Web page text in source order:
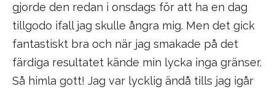
gjorde den redan i onsdags för att ha en dag
tillgodo ifall jag skulle ångra mig. Men det gick
fantastiskt bra och när jag smakade på det
färdiga resultatet kände min lycka inga gränser.
Så himla gott! Jag var lycklig ändå tills jag igår